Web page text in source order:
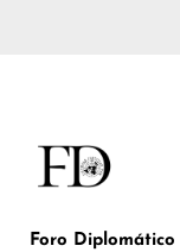
Foro Diplomático